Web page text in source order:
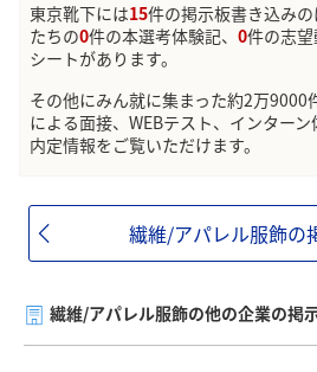
東京靴下には15件の掲示板書き込み
たちの0件の本選考体験記、 0件の志望
シートがあります。
その他にみん就に集まった約2万9000
による面接、WEBテスト、インター
内定情報をご覧いただけます。
繊維/アパレル服飾の
繊維/アパレル服飾の他の企業の掲